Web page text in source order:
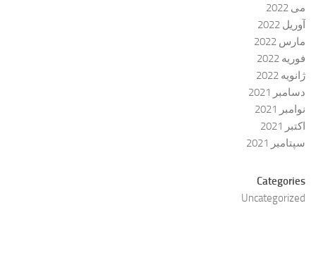
می 2022
آوریل 2022
مارس 2022
فوریه 2022
ژانویه 2022
دسامبر 2021
نوامبر 2021
اکتبر 2021
سپتامبر 2021
Categories
Uncategorized